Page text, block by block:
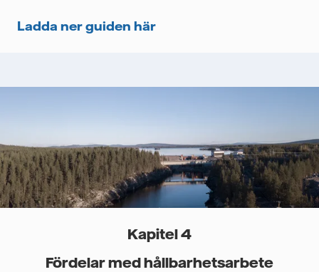
Ladda ner guiden här
Kapitel 4
Fördelar med hållbarhetsarbete